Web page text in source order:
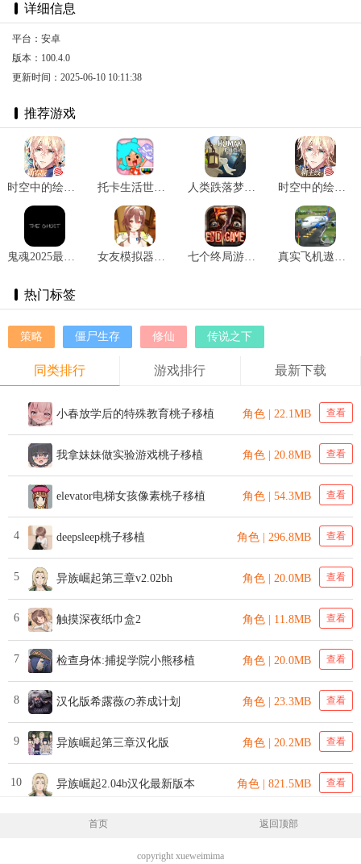
详细信息
平台：安卓
版本：100.4.0
更新时间：2025-06-10 10:11:38
推荐游戏
时空中的绘旅人新春版 v1.0.32 托卡生活世界全解锁版本2025 v1.72 人类跌落梦境国际服手机版 v1.3 时空中的绘旅人网易版 v1.0.37
七个终局游戏 v1.2.8
热门标签
策略 僵尸生存 修仙 传说之下
同类排行 游戏排行 最新下载
小春放学后的特殊教育桃子移植 角色 | 22.1MB 查看
我拿妹妹做实验游戏桃子移植 角色 | 20.8MB 查看
elevator电梯女孩像素桃子移植 角色 | 54.3MB 查看
4 deepsleep桃子移植 角色 | 296.8MB 查看
5 异族崛起第三章v2.02bh 角色 | 20.0MB 查看
6 触摸深夜纸巾盒2 角色 | 11.8MB 查看
7 检查身体:捕捉学院小熊移植 角色 | 20.0MB 查看
8 汉化版希露薇の养成计划 角色 | 23.3MB 查看
9 异族崛起第三章汉化版 角色 | 20.2MB 查看
10 异族崛起2.04b汉化最新版本 角色 | 821.5MB 查看
首页 返回顶部
copyright xueweimima